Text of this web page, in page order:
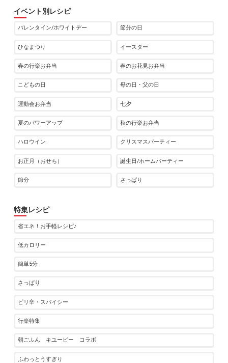
イベント別レシピ
バレンタイン/ホワイトデー 節分の日
ひなまつり イースター
春の行楽お弁当 春のお花見お弁当
こどもの日 母の日・父の日
運動会お弁当 七夕
夏のパワーアップ 秋の行楽お弁当
ハロウイン クリスマスパーティー
お正月（おせち） 誕生日/ホームパーティー
節分 さっぱり
特集レシピ
省エネ！お手軽レシピ♪
低カロリー
簡単5分
さっぱり
ピリ辛・スパイシー
行楽特集
朝ごふん キユーピー コラボ
ふわっとうすぎり